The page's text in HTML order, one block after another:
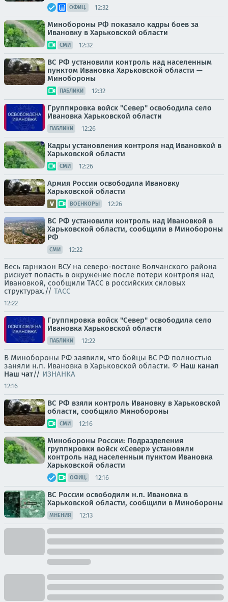
ОФИЦ. 12:32
Минобороны РФ показало кадры боев за
Ивановку в Харьковской области
СМИ 12:32
ВС РФ установили контроль над населенным
пунктом Ивановка Харьковской области —
Минобороны
ПАБЛИКИ 12:32
Группировка войск "Север" освободила село
Ивановка Харьковской области
ПАБЛИКИ 12:26
Кадры установления контроля над Ивановкой в
Харьковской области
СМИ 12:26
Армия России освободила Ивановку
Харьковской области
ВОЕНКОРЫ 12:26
ВС РФ установили контроль над Ивановкой в
Харьковской области, сообщили в Минобороны
РФ
СМИ 12:22
Весь гарнизон ВСУ на северо-востоке Волчанского района
рискует попасть в окружение после потери контроля над
Ивановкой, сообщили ТАСС в российских силовых
структурах.// ТАСС
12:22
Группировка войск "Север" освободила село
Ивановка Харьковской области
ПАБЛИКИ 12:22
В Минобороны РФ заявили, что бойцы ВС РФ полностью
заняли н.п. Ивановка в Харьковской области. © Наш канал
Наш чат// ИЗНАНКА
12:16
ВС РФ взяли контроль Ивановку в Харьковской
области, сообщило Минобороны
СМИ 12:16
Минобороны России: Подразделения
группировки войск «Север» установили
контроль над населенным пунктом Ивановка
Харьковской области
ОФИЦ. 12:16
ВС России освободили н.п. Ивановка в
Харьковской области, сообщили в Минобороны
МНЕНИЯ 12:13